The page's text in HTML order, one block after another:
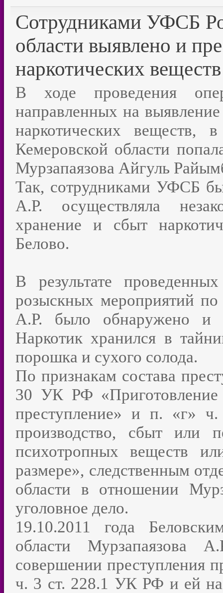
Сотрудниками УФСБ
области выявлено и
наркотических веществ
В ходе проведения
направленных на
наркотических
Кемеровской области
Мурзапаязова Айгуль
Так, сотрудниками УФСБ
А.Р. осуществляла
хранение и сбыт
Белово.
В результате
розыскных мероприятий
А.Р. было обнаружено и
Наркотик хранился в
порошка и сухого солода.
По признакам состава
30 УК РФ
преступление» и п. «г»
производство, сбыт или
психотропных веществ
размере», следственным
области в отношении
уголовное дело.
19.10.2011 года
области Мурзапаязова
совершении преступления
ч. 3 ст. 228.1 УК РФ и ей